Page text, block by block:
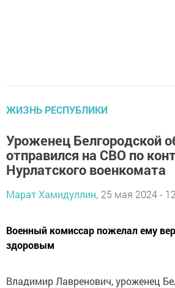
ЖИЗНЬ РЕСПУБЛИКИ
Уроженец Белгородской
отправился на СВО по
Нурлатского военкомата
Марат Хамидуллин, 25 мая 2024 -
Военный комиссар пожелал ему
здоровым
Владимир Лавренович, уроженец